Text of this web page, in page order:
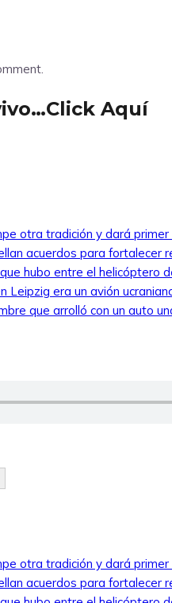
Aquí
otra tradición y dará
acuerdos para fortalecer
hubo entre el helicóptero
Leipzig era un avión
que arrolló con un auto
otra tradición y dará
acuerdos para fortalecer